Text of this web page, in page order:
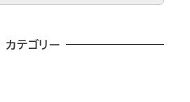
カテゴリー